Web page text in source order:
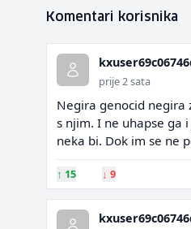
Komentari korisnika
prije 2 sata
Negira genocid negira
s njim. I ne uhapse ga
neka bi. Dok im se ne
↑ 15 ↓ 9